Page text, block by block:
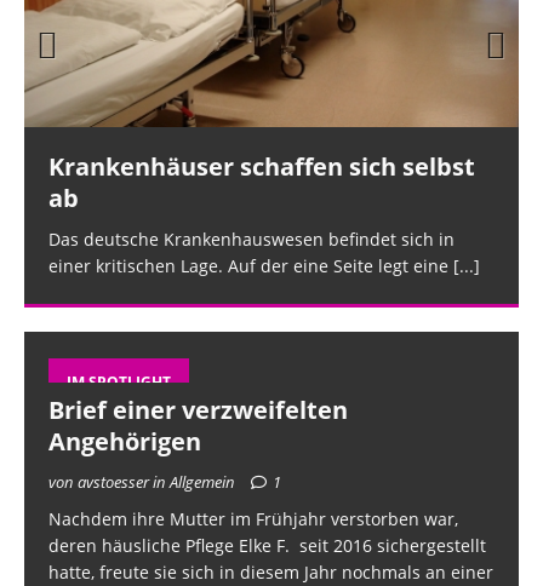
Krankenhäuser schaffen sich selbst
ab
Das deutsche Krankenhauswesen befindet sich in
einer kritischen Lage. Auf der eine Seite legt eine [...]
Prev
ious
IM SPOTLIGHT
Brief einer verzweifelten
Angehörigen
von avstoesser in Allgemein 1
Nachdem ihre Mutter im Frühjahr verstorben war,
deren häusliche Pflege Elke F. seit 2016 sichergestellt
hatte, freute sie sich in diesem Jahr nochmals an einer